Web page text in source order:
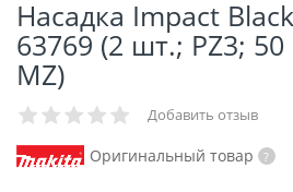
Насадка Impact
63769 (2 шт.; PZ3;
MZ)
Добавить отзыв
Оригинальный товар